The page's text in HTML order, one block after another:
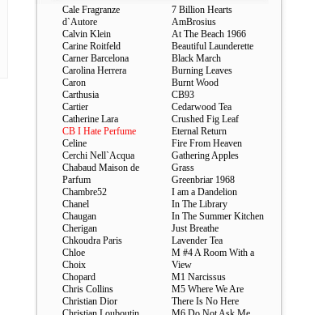
Cale Fragranze
d`Autore
Calvin Klein
Carine Roitfeld
Carner Barcelona
Carolina Herrera
Caron
Carthusia
Cartier
Catherine Lara
CB I Hate Perfume
Celine
Cerchi Nell`Acqua
Chabaud Maison de
Parfum
Chambre52
Chanel
Chaugan
Cherigan
Chkoudra Paris
Chloe
Choix
Chopard
Chris Collins
Christian Dior
7 Billion Hearts
AmBrosius
At The Beach 1966
Beautiful Launderette
Black March
Burning Leaves
Burnt Wood
CB93
Cedarwood Tea
Crushed Fig Leaf
Eternal Return
Fire From Heaven
Gathering Apples
Grass
Greenbriar 1968
I am a Dandelion
In The Library
In The Summer Kitchen
Just Breathe
Lavender Tea
M #4 A Room With a
View
M1 Narcissus
M5 Where We Are
There Is No Here